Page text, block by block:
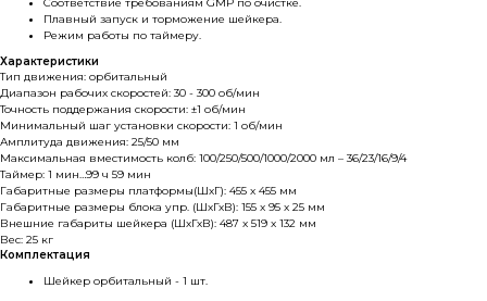
Плавный запуск и торможение шейкера.
Режим работы по таймеру.
Характеристики
Тип движения: орбитальный
Диапазон рабочих скоростей: 30 - 300 об/мин
Точность поддержания скорости: ±1 об/мин
Минимальный шаг установки скорости: 1 об/мин
Амплитуда движения: 25/50 мм
Максимальная вместимость колб: 100/250/500/1000/2000 мл – 36/23/16/9/4
Таймер: 1 мин…99 ч 59 мин
Габаритные размеры платформы(ШхГ): 455 x 455 мм
Габаритные размеры блока упр. (ШхГхВ): 155 x 95 x 25 мм
Внешние габариты шейкера (ШхГхВ): 487 x 519 x 132 мм
Вес: 25 кг
Комплектация
Шейкер орбитальный - 1 шт.